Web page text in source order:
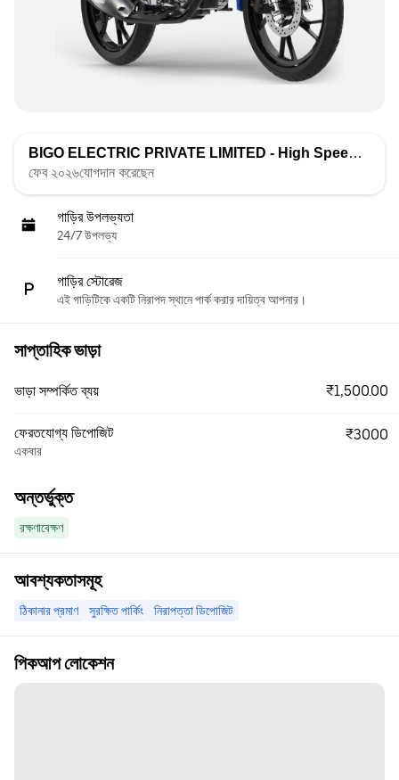
BIGO ELECTRIC PRIVATE LIMITED - High Speedদ্বারা
ফেব ২০২৬যোগদান করেছেন
গাড়ির উপলভ্যতা
24/7 উপলভ্য
গাড়ির স্টোরেজ
এই গাড়িটিকে একটি নিরাপদ স্থানে পার্ক করার দায়িত্ব আপনার।
সাপ্তাহিক ভাড়া
ভাড়া সম্পর্কিত ব্যয় ₹1,500.00
ফেরতযোগ্য ডিপোজিট
একবার
₹3000
অন্তর্ভুক্ত
রক্ষণাবেক্ষণ
আবশ্যকতাসমূহ
ঠিকানার প্রমাণ সুরক্ষিত পার্কিং নিরাপত্তা ডিপোজিট
পিকআপ লোকেশন